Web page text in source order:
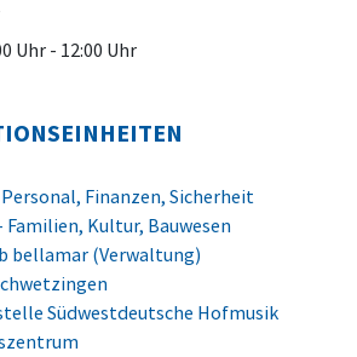
Uhr- 12:00 Uhr
Finanzen, Sicherheit
Familien, Kultur, Bauwesen
bellamar (Verwaltung)
Südwestdeutsche Hofmusik